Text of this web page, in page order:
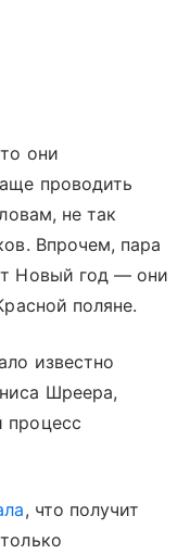
они
проводить
не так
Впрочем, пара
Новый год — они
поляне.
известно
Шреера,
процесс
, что получит